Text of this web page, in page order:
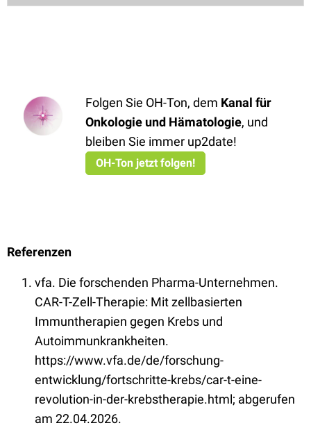
Folgen Sie OH-Ton, dem Kanal für
Onkologie und Hämatologie, und
bleiben Sie immer up2date!
OH-Ton jetzt folgen!
Referenzen
vfa. Die forschenden Pharma-Unternehmen.
CAR-T-Zell-Therapie: Mit zellbasierten
Immuntherapien gegen Krebs und
Autoimmunkrankheiten.
https://www.vfa.de/de/forschung-
entwicklung/fortschritte-krebs/car-t-eine-
revolution-in-der-krebstherapie.html; abgerufen
am 22.04.2026.